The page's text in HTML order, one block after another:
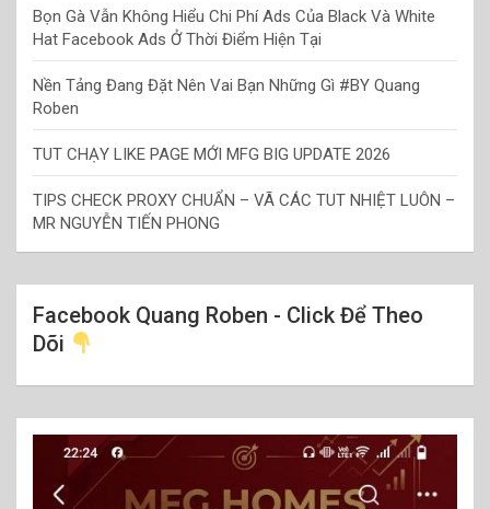
Bọn Gà Vẫn Không Hiểu Chi Phí Ads Của Black Và White
Hat Facebook Ads Ở Thời Điểm Hiện Tại
Nền Tảng Đang Đặt Nên Vai Bạn Những Gì #BY Quang
Roben
TUT CHẠY LIKE PAGE MỚI MFG BIG UPDATE 2026
TIPS CHECK PROXY CHUẨN – VÃ CÁC TUT NHIỆT LUÔN –
MR NGUYỄN TIẾN PHONG
Facebook Quang Roben - Click Để Theo
Dõi